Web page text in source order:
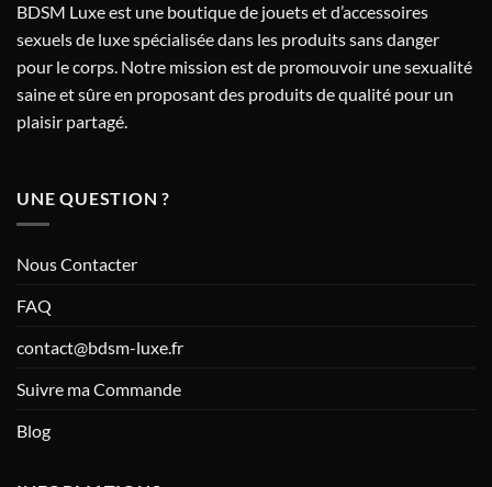
BDSM Luxe est une boutique de jouets et d’accessoires
sexuels de luxe spécialisée dans les produits sans danger
pour le corps. Notre mission est de promouvoir une sexualité
saine et sûre en proposant des produits de qualité pour un
plaisir partagé.
UNE QUESTION ?
Nous Contacter
FAQ
contact@bdsm-luxe.fr
Suivre ma Commande
Blog